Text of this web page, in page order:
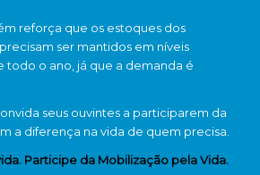
reforça que os estoques dos
ser mantidos em níveis
todo o ano, já que a demanda é
seus ouvintes a participarem da
a diferença na vida de quem precisa.
Participe da Mobilização pela Vida.